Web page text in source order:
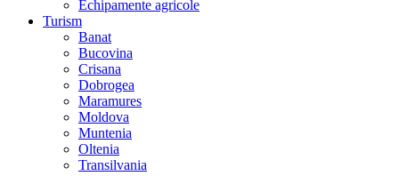
Echipamente agricole
Turism
Banat
Bucovina
Crisana
Dobrogea
Maramures
Moldova
Muntenia
Oltenia
Transilvania